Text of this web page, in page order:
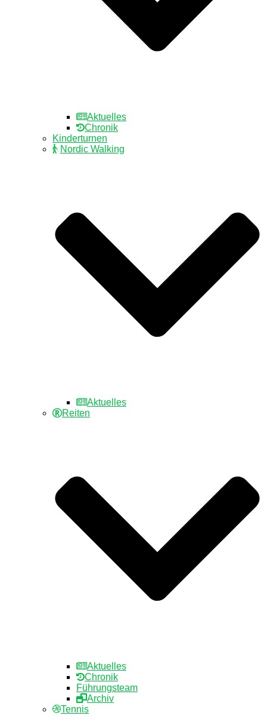
Aktuelles
Chronik
Kinderturnen
Nordic Walking
Aktuelles
Reiten
Aktuelles
Chronik
Führungsteam
Archiv
Tennis